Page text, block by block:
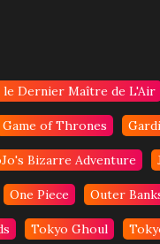
le Dernier Maître de L'Air
Game of Thrones
Bizarre Adventure
One Piece Outer
Tokyo Ghoul